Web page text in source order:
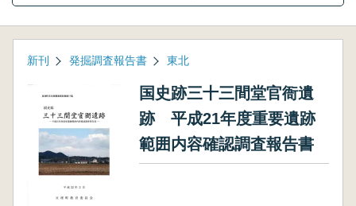
新刊 発掘調査報告書 東北
国史跡三十三間堂官衙遺
跡 平成21年度重要遺跡
範囲内容確認調査報告書